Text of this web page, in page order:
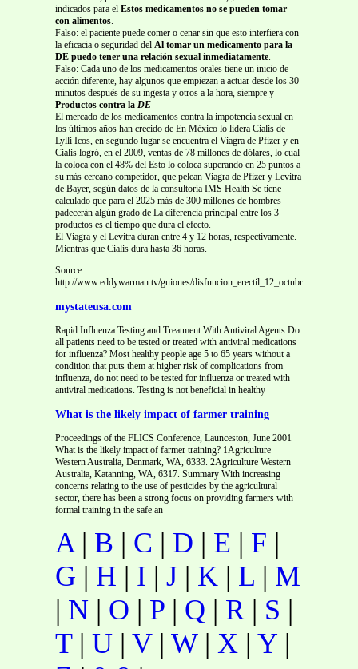
indicados para el Estos medicamentos no se pueden tomar
con alimentos.
Falso: el paciente puede comer o cenar sin que esto interfiera con
la eficacia o seguridad del Al tomar un medicamento para la
DE puedo tener una relación sexual inmediatamente.
Falso: Cada uno de los medicamentos orales tiene un inicio de
acción diferente, hay algunos que empiezan a actuar desde los 30
minutos después de su ingesta y otros a la hora, siempre y
Productos contra la DE
El mercado de los medicamentos contra la impotencia sexual en
los últimos años han crecido de En México lo lidera Cialis de
Lylli Icos, en segundo lugar se encuentra el Viagra de Pfizer y en
Cialis logró, en el 2009, ventas de 78 millones de dólares, lo cual
la coloca con el 48% del Esto lo coloca superando en 25 puntos a
su más cercano competidor, que pelean Viagra de Pfizer y Levitra
de Bayer, según datos de la consultoría IMS Health Se tiene
calculado que para el 2025 más de 300 millones de hombres
padecerán algún grado de La diferencia principal entre los 3
productos es el tiempo que dura el efecto.
El Viagra y el Levitra duran entre 4 y 12 horas, respectivamente.
Mientras que Cialis dura hasta 36 horas.
Source:
http://www.eddywarman.tv/guiones/disfuncion_erectil_12_octubre_2010.pdf
mystateusa.com
Rapid Influenza Testing and Treatment With Antiviral Agents Do
all patients need to be tested or treated with antiviral medications
for influenza? Most healthy people age 5 to 65 years without a
condition that puts them at higher risk of complications from
influenza, do not need to be tested for influenza or treated with
antiviral medications. Testing is not beneficial in healthy
What is the likely impact of farmer training
Proceedings of the FLICS Conference, Launceston, June 2001
What is the likely impact of farmer training? 1Agriculture
Western Australia, Denmark, WA, 6333. 2Agriculture Western
Australia, Katanning, WA, 6317. Summary With increasing
concerns relating to the use of pesticides by the agricultural
sector, there has been a strong focus on providing farmers with
formal training in the safe an
A| B | C | D | E | F |
G | H | I | J | K | L | M
| N | O | P | Q | R | S |
T| U | V| W| X | Y |